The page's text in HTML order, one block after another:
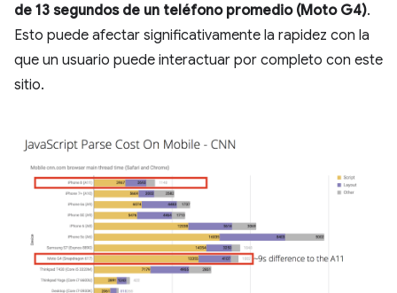
de 13 segundos de un teléfono promedio (Moto G4).
Esto puede afectar significativamente la rapidez con la
que un usuario puede interactuar por completo con este
sitio.